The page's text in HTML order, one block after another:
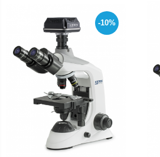
Cap microscop
Carcase si genti
Cleme
Condensator microscop
Filtru Lambda
Filtru microscop
Filtru Quartz wedge
Huse de protectie
-10%